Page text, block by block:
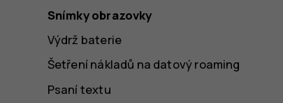
Snímky obrazovky
Výdrž baterie
Šetření nákladů na datový roaming
Psaní textu